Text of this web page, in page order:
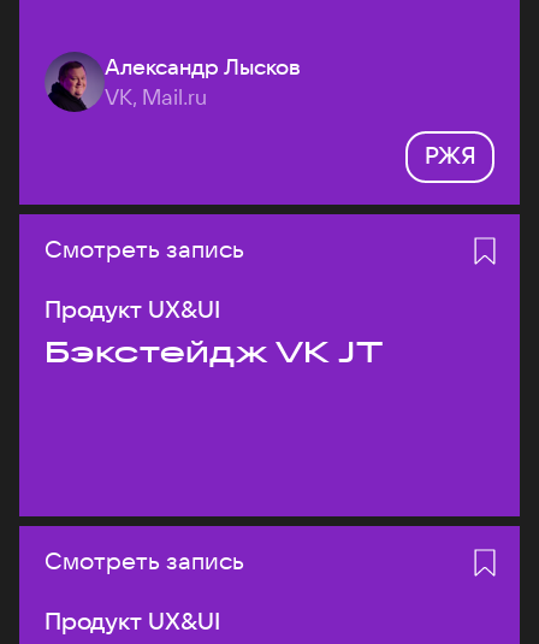
Александр Лысков
VK, Mail.ru
РЖЯ
Смотреть запись
Продукт UX&UI
Бэкстейдж VK JT
Смотреть запись
Продукт UX&UI